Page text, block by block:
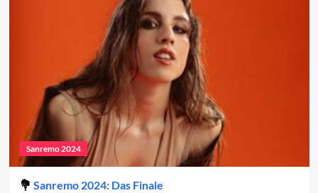
Regionalismus
umkämpfter
Sieg
Sanremo 2024
Sanremo 2024: Das Finale